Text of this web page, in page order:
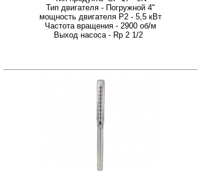
Тип двигателя - Погружной 4"
мощность двигателя Р2 - 5,5 кВт
Частота вращения - 2900 об/м
Выход насоса - Rp 2 1/2